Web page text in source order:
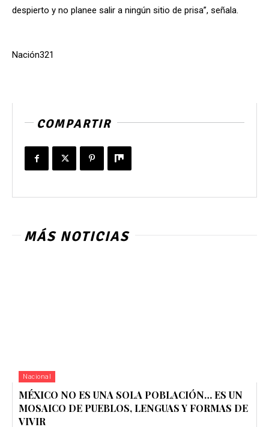
despierto y no planee salir a ningún sitio de prisa”, señala.
Nación321
COMPARTIR
MÁS NOTICIAS
Nacional
MÉXICO NO ES UNA SOLA POBLACIÓN… ES UN
MOSAICO DE PUEBLOS, LENGUAS Y FORMAS DE
VIVIR